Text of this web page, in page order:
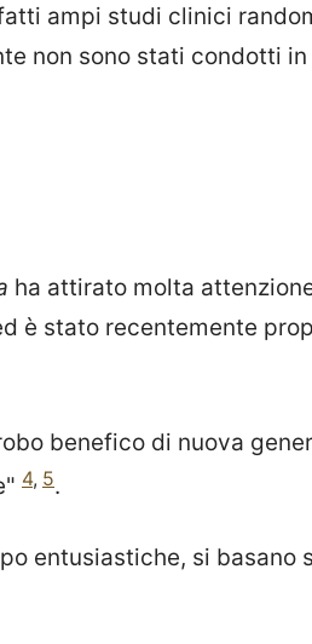
ampi studi clinici
non sono stati condotti
ha attirato molta
è stato recentemente
benefico di nuova
4, 5.
entusiastiche, si basano